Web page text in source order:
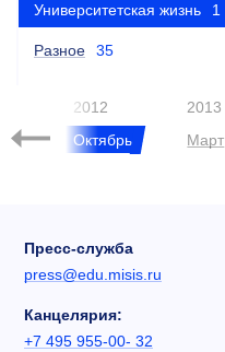
Университетская жизнь 1
Разное 35
2012
Октябрь
2013
Март
Пресс-служба
press@edu.misis.ru
Канцелярия:
+7 495 955-00- 32